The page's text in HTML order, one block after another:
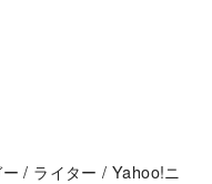
/ ライター / Yahoo!ニ